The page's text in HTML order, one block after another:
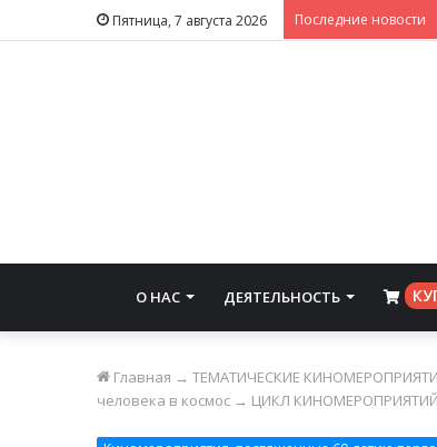
Пятница, 7 августа 2026 Последние новости
О НАС ДЕЯТЕЛЬНОСТЬ ⠀
Главная → ТЕМАТИЧЕСКИЕ
человека в космос → ЦИКЛ